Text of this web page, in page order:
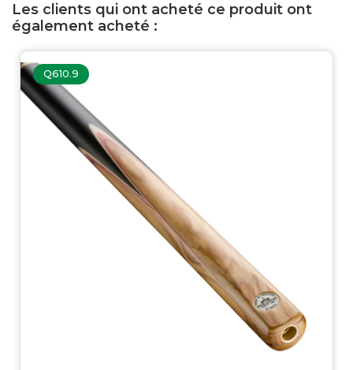
Les clients qui ont acheté ce produit ont
également acheté :
Q610.9